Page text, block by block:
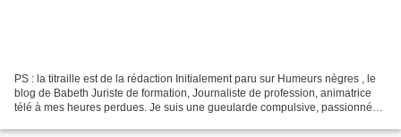
PS : la titraille est de la rédaction Initialement paru sur Humeurs nègres , le
blog de Babeth Juriste de formation, Journaliste de profession, animatrice
télé à mes heures perdues. Je suis une gueularde compulsive, passionnée